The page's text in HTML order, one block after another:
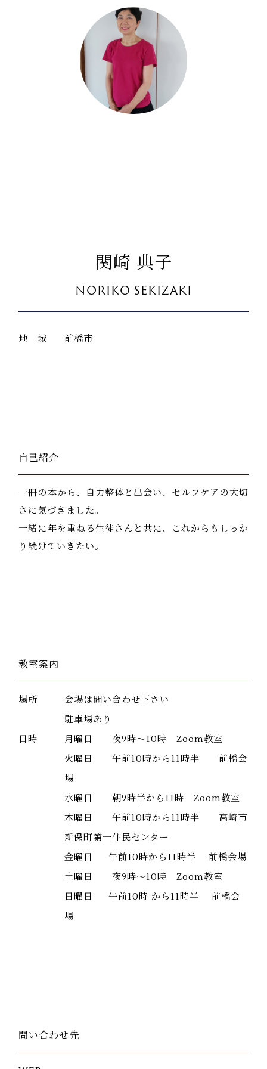
関崎 典子
NORIKO SEKIZAKI
地 域 前橋市
自己紹介
一冊の本から、自力整体と出会い、セルフケアの大切
さに気づきました。
一緒に年を重ねる生徒さんと共に、これからもしっか
り続けていきたい。
教室案内
場所
会場は問い合わせ下さい
駐車場あり
日時
月曜日 夜9時～10時 Zoom教室
火曜日 午前10時から11時半 前橋会
場
水曜日 朝9時半から11時 Zoom教室
木曜日 午前10時から11時半 高崎市
新保町第一住民センター
金曜日 午前10時から11時半 前橋会場
土曜日 夜9時～10時 Zoom教室
日曜日 午前10時 から11時半 前橋会
場
問い合わせ先